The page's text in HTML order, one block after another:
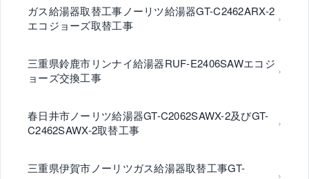
ガス給湯器取替工事ノーリツ給湯器GT-C2462ARX-2
エコジョーズ取替工事
三重県鈴鹿市リンナイ給湯器RUF-E2406SAWエコジ
ョーズ交換工事
春日井市ノーリツ給湯器GT-C2062SAWX-2及びGT-
C2462SAWX-2取替工事
三重県伊賀市ノーリツガス給湯器取替工事GT-